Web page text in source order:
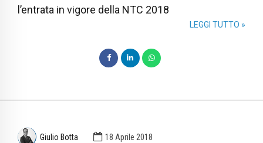
l’entrata in vigore della NTC 2018
LEGGI TUTTO »
Giulio Botta 18 Aprile 2018